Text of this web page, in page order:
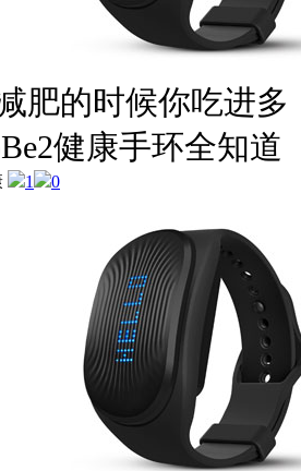
肥的时候你吃进多
健康手环全知道
1
0